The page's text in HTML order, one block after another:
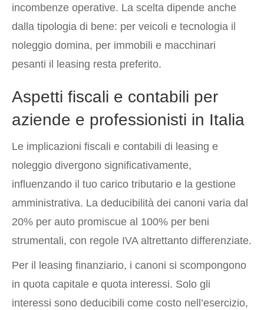
incombenze operative. La scelta dipende anche
dalla tipologia di bene: per veicoli e tecnologia il
noleggio domina, per immobili e macchinari
pesanti il leasing resta preferito.
Aspetti fiscali e contabili per
aziende e professionisti in Italia
Le implicazioni fiscali e contabili di leasing e
noleggio divergono significativamente,
influenzando il tuo carico tributario e la gestione
amministrativa. La deducibilità dei canoni varia dal
20% per auto promiscue al 100% per beni
strumentali, con regole IVA altrettanto differenziate.
Per il leasing finanziario, i canoni si scompongono
in quota capitale e quota interessi. Solo gli
interessi sono deducibili come costo nell’esercizio,